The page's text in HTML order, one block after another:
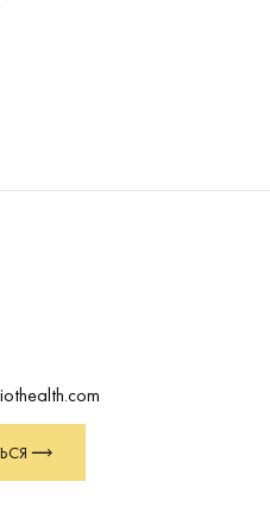
ежедневной производительности